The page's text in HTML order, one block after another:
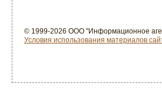
© 1999-2026 ООО "Информационное
Условия использования материалов